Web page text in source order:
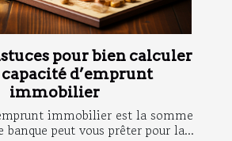
pour bien calculer
d’emprunt
immobilier
immobilier est la somme
banque peut vous prêter pour la...